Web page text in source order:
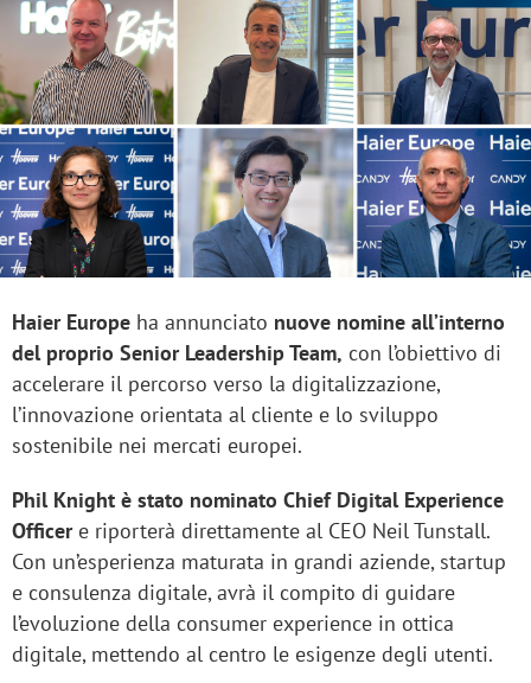
Haier Europe ha annunciato nuove nomine all’interno
del proprio Senior Leadership Team, con l’obiettivo di
accelerare il percorso verso la digitalizzazione,
l’innovazione orientata al cliente e lo sviluppo
sostenibile nei mercati europei.
Phil Knight è stato nominato Chief Digital Experience
Officer e riporterà direttamente al CEO Neil Tunstall.
Con un’esperienza maturata in grandi aziende, startup
e consulenza digitale, avrà il compito di guidare
l’evoluzione della consumer experience in ottica
digitale, mettendo al centro le esigenze degli utenti.